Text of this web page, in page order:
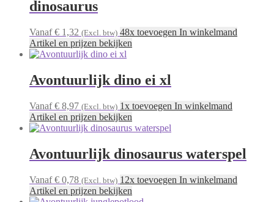
dinosaurus
Vanaf € 1,32 (Excl. btw) 48x toevoegen In winkelmand
Artikel en prijzen bekijken
Avontuurlijk dino ei xl
Vanaf € 8,97 (Excl. btw) 1x toevoegen In winkelmand
Artikel en prijzen bekijken
Avontuurlijk dinosaurus waterspel
Vanaf € 0,78 (Excl. btw) 12x toevoegen In winkelmand
Artikel en prijzen bekijken